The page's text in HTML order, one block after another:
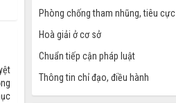
Phòng chống tham nhũng, tiêu cực
Hoà giải ở cơ sở
Chuẩn tiếp cận pháp luật
Thông tin chỉ đạo, điều hành